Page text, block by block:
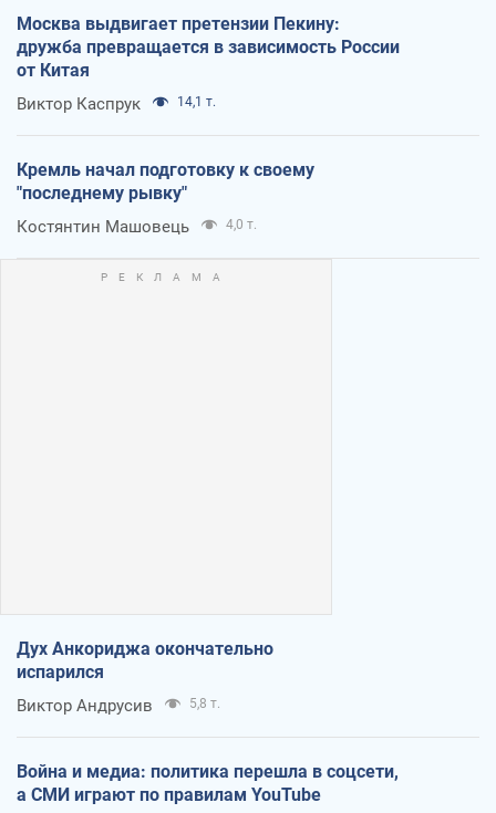
Москва выдвигает претензии Пекину:
дружба превращается в зависимость России
от Китая
Виктор Каспрук 14,1 т.
Кремль начал подготовку к своему
"последнему рывку"
Костянтин Машовець 4,0 т.
Дух Анкориджа окончательно
испарился
Виктор Андрусив 5,8 т.
Война и медиа: политика перешла в соцсети,
а СМИ играют по правилам YouTube